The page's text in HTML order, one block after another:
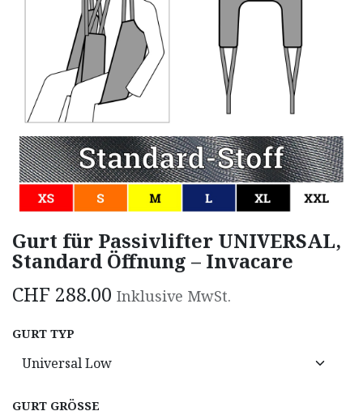
Gurt für Passivlifter UNIVERSAL,
Standard Öffnung – Invacare
CHF 288.00 Inklusive MwSt.
GURT TYP
GURT GRÖSSE